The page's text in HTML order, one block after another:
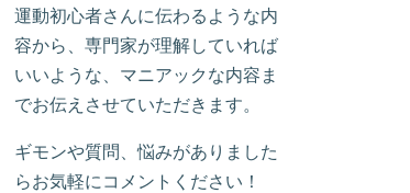
運動初心者さんに伝わるような内
容から、専門家が理解していれば
いいような、マニアックな内容ま
でお伝えさせていただきます。
ギモンや質問、悩みがありました
らお気軽にコメントください！